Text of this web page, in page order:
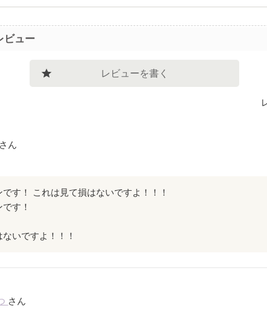
ビュー
レビューを書く
さん
す！ これは見て損はないですよ！！！
す！
いですよ！！！
さん